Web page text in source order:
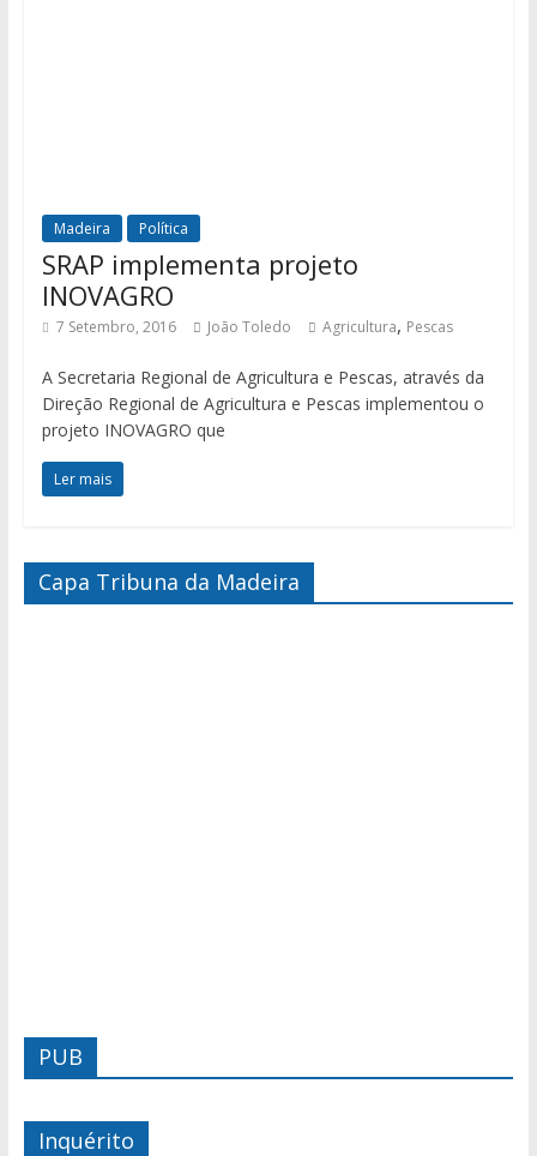
Madeira Política
SRAP implementa projeto
INOVAGRO
7 Setembro, 2016 João Toledo Agricultura, Pescas
A Secretaria Regional de Agricultura e Pescas, através da
Direção Regional de Agricultura e Pescas implementou o
projeto INOVAGRO que
Ler mais
Capa Tribuna da Madeira
PUB
Inquérito